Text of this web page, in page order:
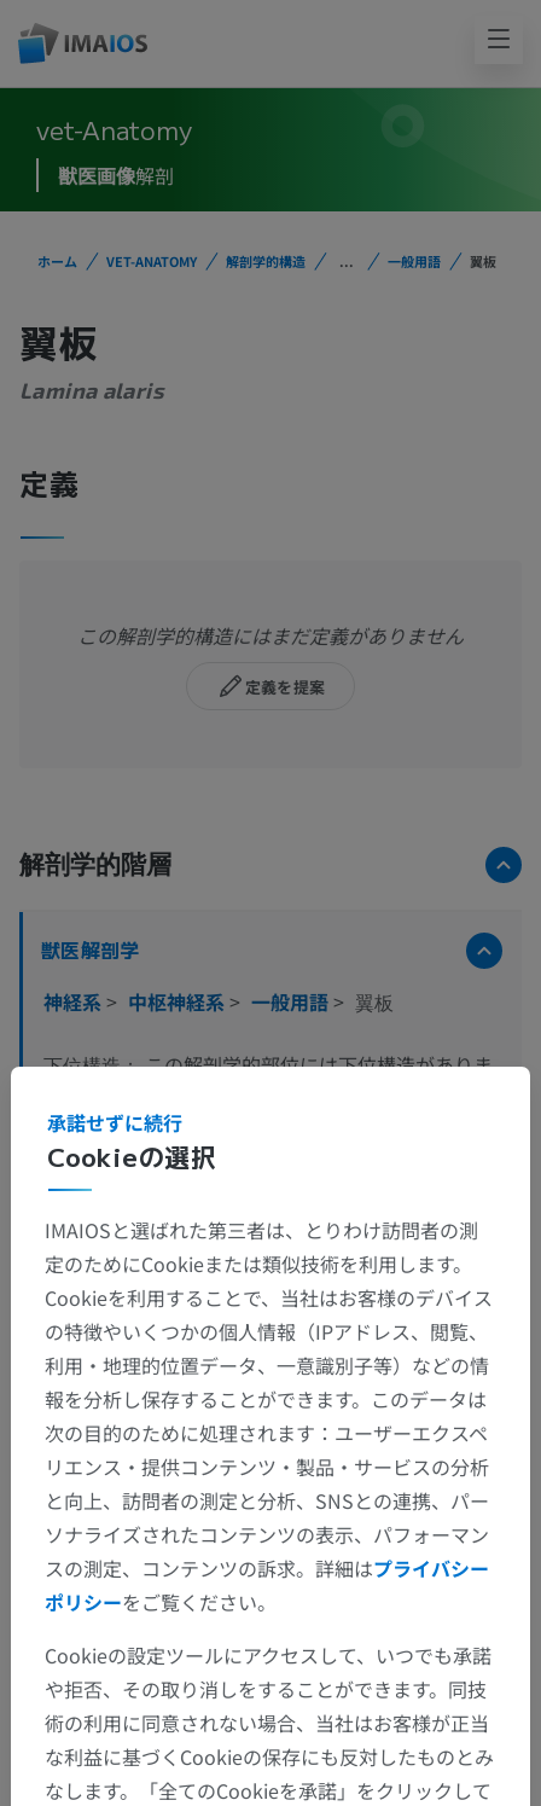
vet-Anatomy
獣医画像解剖
ホーム VET-ANATOMY 解剖学的構造 ... 一般用語 翼板
翼板
Lamina alaris
定義
この解剖学的構造にはまだ定義がありません
定義を提案
解剖学的階層
獣医解剖学
神経系> 中枢神経系> 一般用語> 翼板
下位構造：この解剖学的部位には下位構造がありま
翻訳
間違いを発見しましたか？
修正や翻訳、内容の改善の提案がありましたらどう
ぞお知らせください。
アプリを入手
Cookieの選択
承諾せずに続行
IMAIOSと選ばれた第三者は、とりわけ訪問者の測
定のためにCookieまたは類似技術を利用します。
Cookieを利用することで、当社はお客様のデバイス
の特徴やいくつかの個人情報（IPアドレス、閲覧、
利用・地理的位置データ、一意識別子等）などの情
報を分析し保存することができます。このデータは
次の目的のために処理されます：ユーザーエクスペ
リエンス・提供コンテンツ・製品・サービスの分析
と向上、訪問者の測定と分析、SNSとの連携、パー
ソナライズされたコンテンツの表示、パフォーマン
スの測定、コンテンツの訴求。詳細はプライバシー
ポリシーをご覧ください。
Cookieの設定ツールにアクセスして、いつでも承諾
や拒否、その取り消しをすることができます。同技
術の利用に同意されない場合、当社はお客様が正当
な利益に基づくCookieの保存にも反対したものとみ
なします。「全てのCookieを承諾」をクリックして